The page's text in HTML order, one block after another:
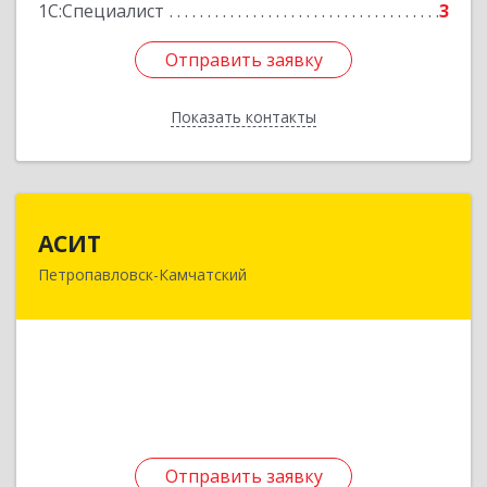
1С:Специалист
3
Отправить заявку
Показать контакты
Отправить заявку
Назад
АСИТ
Петропавловск-Камчатский
Отправить заявку
683031, Камчатский край, Петропавловск-
Отправить заявку